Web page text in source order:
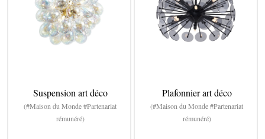
Suspension art déco
(#Maison du Monde #Partenariat
rémunéré)
Plafonnier art déco
(#Maison du Monde #Partenariat
rémunéré)